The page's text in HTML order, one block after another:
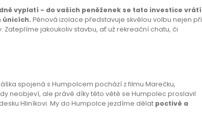
vyplatí - do vašich peněženek se tato investice vrátí
únicích. Pěnová izolace představuje skvělou volbu nejen při
jakoukoliv stavbu, ať už rekreační chatu, či
spojená s Humpolcem pochází z filmu Marečku,
neobjeví, ale právě díky této větě se Humpolec proslavil
Hliníkovi. My do Humpolce jezdíme dělat poctivé a